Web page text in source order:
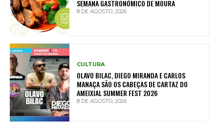
SEMANA GASTRONÓMICO DE MOURA
8 DE AGOSTO, 2026
CULTURA
OLAVO BILAC, DIEGO MIRANDA E CARLOS
MANAÇA SÃO OS CABEÇAS DE CARTAZ DO
AMEIXIAL SUMMER FEST 2026
8 DE AGOSTO, 2026